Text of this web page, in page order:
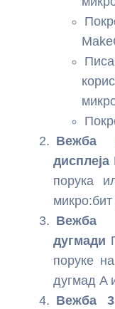
Основе
Мерење
HC-SR04 и
Мерење
сензора
Вежба:
Увод у
Вежбе са
Мерење
ESP32
Вежба:
ESP32
MPU-9250
Uvod u IMU
Вежба:
дисплеја
порука
микро:бит
дугмади
поруке
дугмад A
Вежба